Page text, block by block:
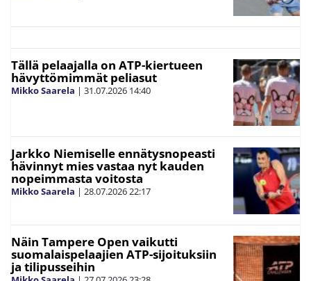
Tällä pelaajalla on ATP-kiertueen
hävyttömimmät peliasut
Mikko Saarela | 31.07.2026 14:40
Jarkko Niemiselle ennätysnopeasti
hävinnyt mies vastaa nyt kauden
nopeimmasta voitosta
Mikko Saarela | 28.07.202622:17
Näin Tampere Open vaikutti
suomalaispelaajien ATP-sijoituksiin
ja tilipusseihin